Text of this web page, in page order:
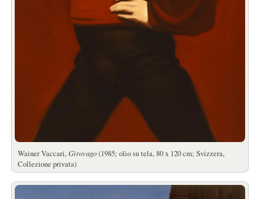
Wainer Vaccari,Girovago(1985; olio su tela, 80 x 120 cm; Svizzera,
Collezione privata)